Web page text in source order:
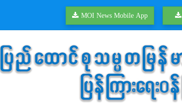
MOI News Mobile App